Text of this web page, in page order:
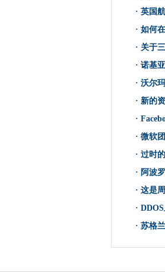
· 英国
· 如何
· 关于
· 诺基
· 沃尔
· 新的
·
· 微软
· 过时
· 阿波
· 这是
·
· 苏格